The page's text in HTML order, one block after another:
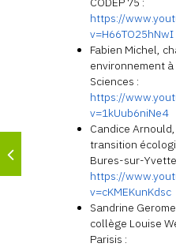
https://
v=H66TO25hNwI
Fabien Michel,
environnement
Sciences :
https://
v=1kUub6niNe4
Candice
transition
Bures-sur-
https://
v=cKMEKunKdsc
Sandrine
collège Louise
Parisis :